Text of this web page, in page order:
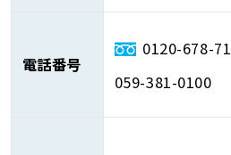
電話番号
0120-678-
059-381-0100